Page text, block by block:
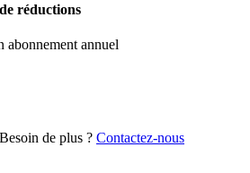
réductions
abonnement annuel
de plus ? Contactez-nous